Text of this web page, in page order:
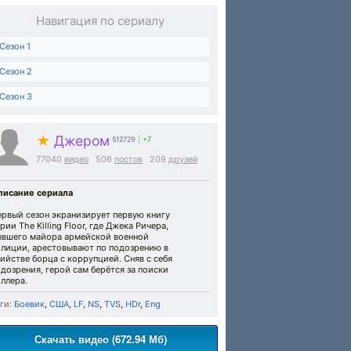
Навигация по сериалу
Сезон 1
Сезон 2
Сезон 3
★ Джером 512729 +7
77040 видео 506 постов 209 друзей
сериала
сезон экранизирует первую книгу
The Killing Floor, где Джека Ричера,
майора армейской военной
арестовывают по подозрению в
борца с коррупцией. Сняв с себя
герой сам берётся за поиски
Боевик, США, LF, NS, TVS, HDr, Eng
Скачать видео (672.94 Мб)